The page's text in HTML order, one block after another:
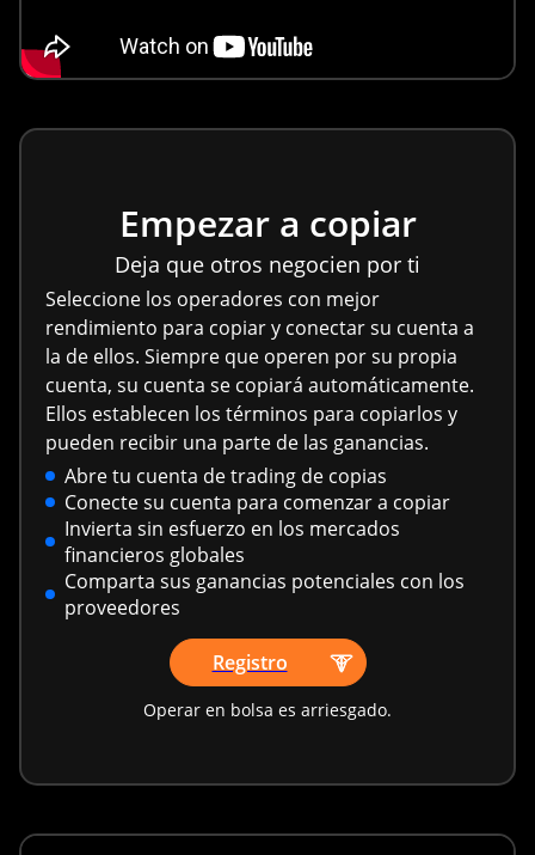
Empezar a copiar
Deja que otros negocien por ti
Seleccione los operadores con mejor
rendimiento para copiar y conectar su cuenta a
la de ellos. Siempre que operen por su propia
cuenta, su cuenta se copiará automáticamente.
Ellos establecen los términos para copiarlos y
pueden recibir una parte de las ganancias.
Abre tu cuenta de trading de copias
Conecte su cuenta para comenzar a copiar
Invierta sin esfuerzo en los mercados
financieros globales
Comparta sus ganancias potenciales con los
proveedores
Registro
Operar en bolsa es arriesgado.